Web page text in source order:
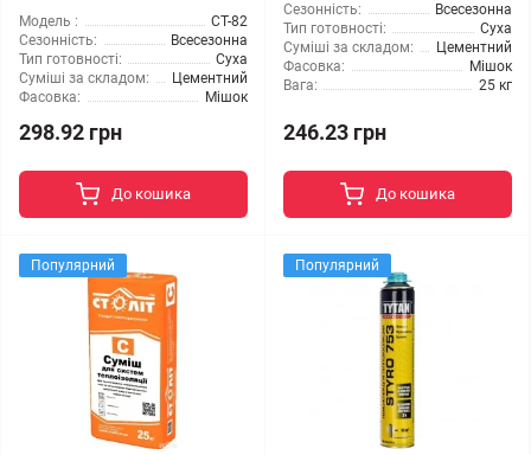
Модель :
CT-82
Сезонність:
Всесезонна
Тип готовності:
Суха
Суміші за складом:
Цементний
Фасовка:
Мішок
298.92 грн
До кошика
Сезонність:
Всесезонна
Тип готовності:
Суха
Суміші за складом:
Цементний
Фасовка:
Мішок
Вага:
25 кг
246.23 грн
До кошика
Популярний Популярний